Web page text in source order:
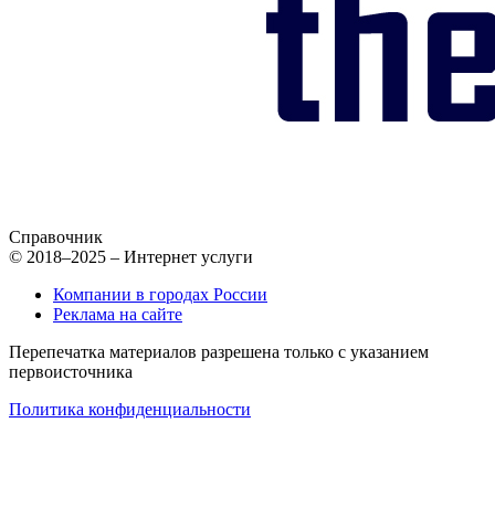
Справочник
© 2018–2025 – Интернет услуги
Компании в городах России
Реклама на сайте
Перепечатка материалов разрешена только с указанием
первоисточника
Политика конфиденциальности